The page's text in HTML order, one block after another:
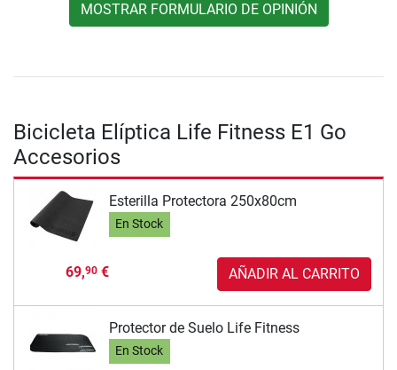
MOSTRAR FORMULARIO DE OPINIÓN
Bicicleta Elíptica Life Fitness E1 Go
Accesorios
Esterilla Protectora 250x80cm
En Stock
69,90€ AÑADIR AL CARRITO
Protector de Suelo Life Fitness
En Stock